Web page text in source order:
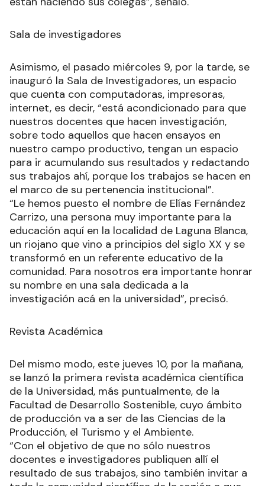
Sala de investigadores
Asimismo, el pasado miércoles 9, por la tarde, se
inauguró la Sala de Investigadores, un espacio
que cuenta con computadoras, impresoras,
internet, es decir, “está acondicionado para que
nuestros docentes que hacen investigación,
sobre todo aquellos que hacen ensayos en
nuestro campo productivo, tengan un espacio
para ir acumulando sus resultados y redactando
sus trabajos ahí, porque los trabajos se hacen en
el marco de su pertenencia institucional”.
“Le hemos puesto el nombre de Elías Fernández
Carrizo, una persona muy importante para la
educación aquí en la localidad de Laguna Blanca,
un riojano que vino a principios del siglo XX y se
transformó en un referente educativo de la
comunidad. Para nosotros era importante honrar
su nombre en una sala dedicada a la
investigación acá en la universidad”, precisó.
Revista Académica
Del mismo modo, este jueves 10, por la mañana,
se lanzó la primera revista académica científica
de la Universidad, más puntualmente, de la
Facultad de Desarrollo Sostenible, cuyo ámbito
de producción va a ser de las Ciencias de la
Producción, el Turismo y el Ambiente.
“Con el objetivo de que no sólo nuestros
docentes e investigadores publiquen allí el
resultado de sus trabajos, sino también invitar a